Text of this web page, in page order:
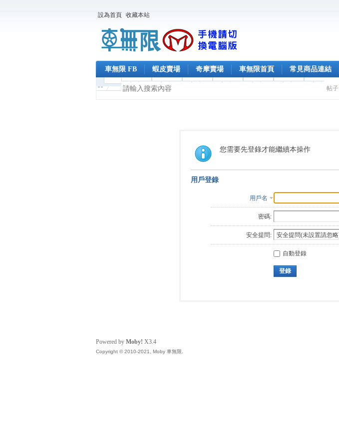
設為首頁 收藏本站
車無限 FB 蝦皮賣場 奇摩賣場 車無限首頁 常見商品連結
帖子
您需要先登錄才能繼續本操作
用戶登錄
用戶名
密碼:
安全提問:
自動登錄
登錄
Powered by Moby! X3.4
Copyright © 2010-2021, Moby 車無限.